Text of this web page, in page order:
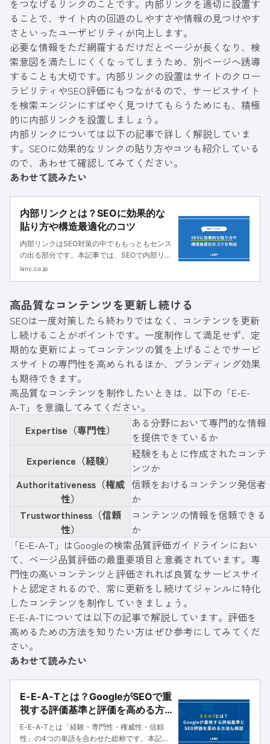
をつなげるリンクのことです。内部リンクを適切に設置す
ることで、サイト内の回遊のしやすさや情報の見つけやす
さといったユーザビリティが向上します。
必要な情報をただ網羅するだけだとページが長くなり、検
索意図を満たしにくくなってしまうため、別ページへ誘導
することも大切です。内部リンクの設置はサイトのクロー
ラビリティやSEO評価にもつながるので、サービスサイト
を検索エンジンにすばやく見つけてもらうためにも、積極
的に内部リンクを設置しましょう。
内部リンクについては以下の記事で詳しく解説していま
す。SEOに効果的なリンクの貼り方やコツも紹介している
ので、あわせて確認してみてください。
あわせて読みたい
内部リンクとは？SEOに効果的な
貼り方や構造最適化のコツ
内部リンクはSEO対策の中でももっともセンス
の出る部分です。本記事では、SEOで内部リン
クが重要な理由や効果的な貼り方に加え、
lany.co.jp
高品質なコンテンツを更新し続ける
SEOは一度対策したら終わりではなく、コンテンツを更新
し続けることがポイントです。一度制作して満足せず、定
期的な更新によってコンテンツの質を上げることでサービ
スサイトの専門性を高められるほか、ブランディング効果
も期待できます。
高品質なコンテンツを制作したいときは、以下の「E-E-
A-T」を意識してみてください。
Expertise（専門性）
ある分野において専門的な情報
を提供できているか
Experience（経験）
経験をもとに作成されたコンテ
ンツか
Authoritativeness（権威
性）
信頼をおけるコンテンツ発信者
か
Trustworthiness（信頼
性）
コンテンツの情報を信頼できる
か
「E-E-A-T」はGoogleの検索品質評価ガイドライン におい
て、べージ品質評価の最重要項目と意義されています。専
門性の高いコンテンツと評価されれば良質なサービスサイ
トと認定されるので、常に更新をし続けてジャンルに特化
したコンテンツを制作していきましょう。
E-E-A-Tについては以下の記事で解説しています。評価を
高めるための方法を知りたい方はぜひ参考にしてみてくだ
さい。
あわせて読みたい
E-E-A-Tとは？GoogleがSEOで重
視する評価基準と評価を高める方
法も解説
E-E-A-Tとは「経験・専門性・権威性・信頼
性」の4つの単語を合わせた総称です。本記事